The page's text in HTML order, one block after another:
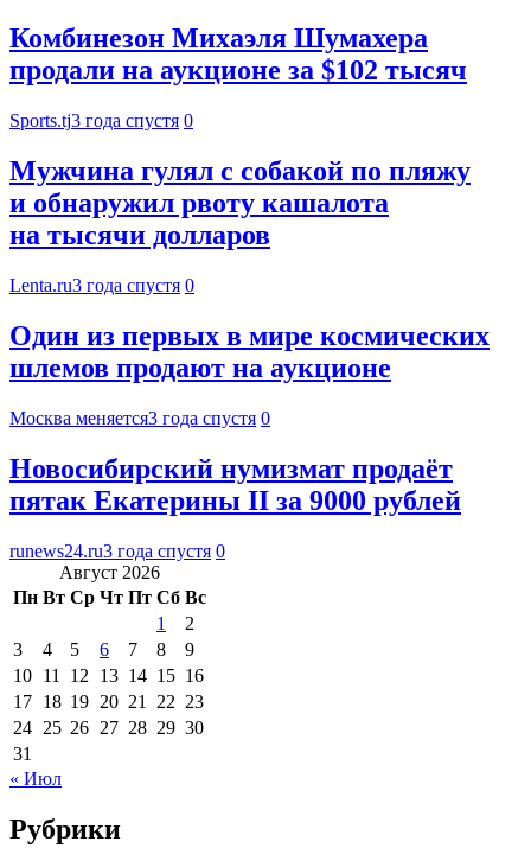
Комбинезон Михаэля Шумахера
продали на аукционе за $102 тысяч
Sports.tj3 года спустя 0
Мужчина гулял с собакой по пляжу
и обнаружил рвоту кашалота
на тысячи долларов
Lenta.ru3 года спустя 0
Один из первых в мире космических
шлемов продают на аукционе
Москва меняется3 года спустя 0
Новосибирский нумизмат продаёт
пятак Екатерины II за 9000 рублей
runews24.ru3 года спустя 0
Август 2026
Пн Вт Ср Чт Пт Сб Вс
1
2
3
4 5 6 7 8
9
10 11 12 13 14 15 16
17 18 19 20 21 22 23
24 25 26 27 28 29 30
31
« Июл
Рубрики